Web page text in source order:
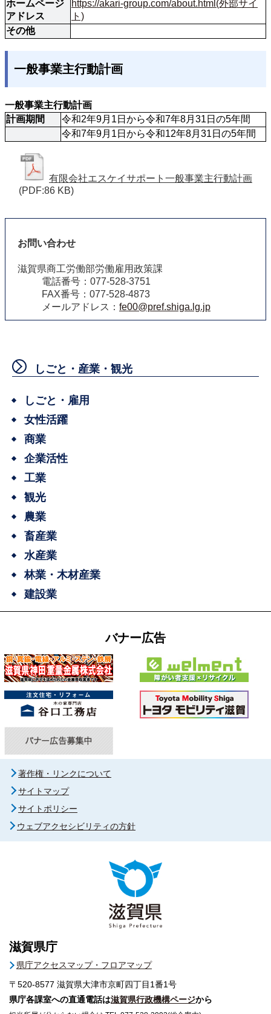
ホームページ
アドレス
https://akari-group.com/about.html(外部サイ
ト)
その他
一般事業主行動計画
一般事業主行動計画
計画期間
令和2年9月1日から令和7年8月31日の5年間
令和7年9月1日から令和12年8月31日の5年間
有限会社エスケイサポート一般事業主行動計画
(PDF:86 KB)
お問い合わせ
滋賀県商工労働部労働雇用政策課
電話番号：077-528-3751
FAX番号：077-528-4873
メールアドレス： fe00@pref.shiga.lg.jp
しごと・産業・観光
しごと・雇用
女性活躍
商業
企業活性
工業
観光
農業
畜産業
水産業
林業・木材産業
建設業
バナー広告
著作権・リンクについて
サイトマップ
サイトポリシー
ウェブアクセシビリティの方針
滋賀県庁
県庁アクセスマップ・フロアマップ
〒520-8577 滋賀県大津市京町四丁目1番1号
県庁各課室への直通電話は滋賀県行政機構ページから